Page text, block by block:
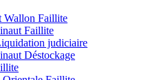
Wallon Faillite
Faillite
judiciaire
Déstockage